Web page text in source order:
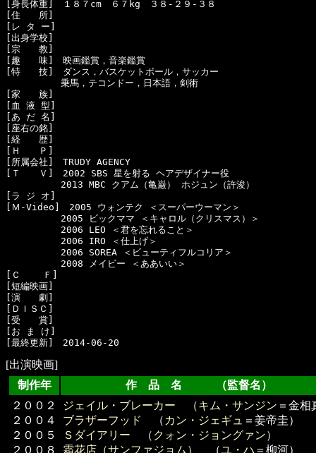
[身長体重]　１８７cm　６７kg　３８-２９-３８
[住　　所]
[レ タ ー]
[出身学校]
[宗　　教]
[趣　　味]　映画鑑賞，音楽鑑賞
[特　　技]　ダンス，バスケットボール，サッカー
乗馬，テコンドー，日本語，剣術
[家　　族]
[血 液 型]
[あ だ 名]
[座右の銘]
[経　　歴]
[Ｈ　　Ｐ]
[所属会社]　TRUDY AGENCY
[Ｔ　　Ｖ]　2002 SBS 星を射る ヘアデザイナー役
2013 MBC クアム（亀巌） ホジュン（許浚）
[ラ ジ オ]
[Ｍ-Video]　2005 ウォンテク ＜スーパーウーマン＞
2005 ビックママ ＜キャロル（クリスマス）＞
2006 LEO ＜君を忘れること＞
2006 IRO ＜仕上げ＞
2006 SOREA ＜ビューティフルコリア＞
2008 メイビー ＜ああいい＞
[Ｃ    Ｆ]
[短編映画]
[演　　劇]
[ＤＩＳＣ]
[受　　賞]
[お ま け]
[出演映画]
制作年
作 品 名 （監督名）
２００２
２００４
２００５
２００８
ジェイル・ブレーカー （キム・サンジン ＝金相
ブラザーフッド
（ カン・ジェギュ ＝姜帝圭）
Ｓダイアリー （ クォン・ジョングァン）
霜花店（サンファジョム）
（ユ・ハ ＝柳河）